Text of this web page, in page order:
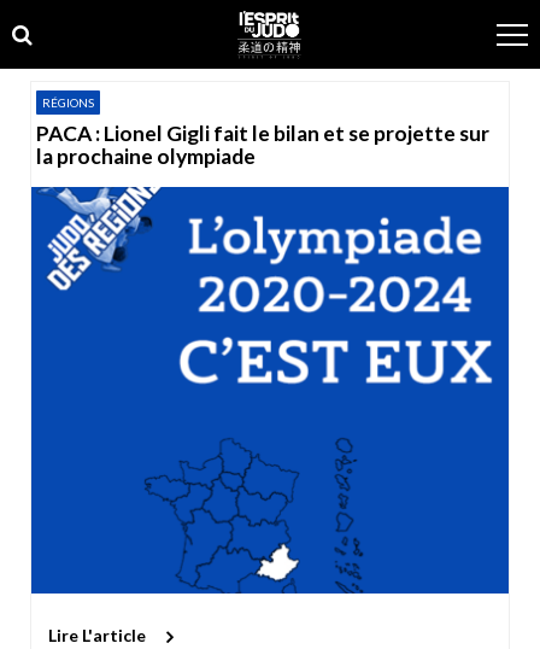
to
navigation
to
content
RÉGIONS
PACA : Lionel Gigli fait le bilan et se projette sur
la prochaine olympiade
Lire L'article